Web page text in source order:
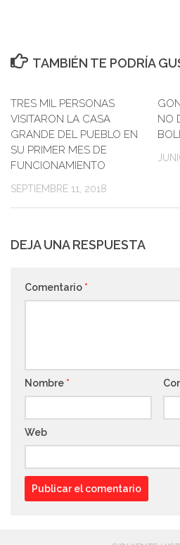
TAMBIÉN TE PODRÍA
TRES MIL PERSONAS
VISITARON LA CASA
GRANDE DEL PUEBLO EN
SU PRIMER MES DE
FUNCIONAMIENTO
SEPTIEMBRE 11, 2018
NO
DEJA UNA RESPUESTA
Comentario *
Nombre *
Web